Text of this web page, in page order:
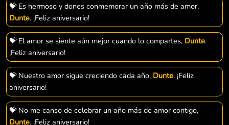
💝 Es hermoso y dones conmemorar un año más de amor,
Dunte. ¡Feliz aniversario!
💝 El amor se siente aún mejor cuando lo compartes, Dunte.
¡Feliz aniversario!
💝 Nuestro amor sigue creciendo cada año, Dunte. ¡Feliz
aniversario!
💝 No me canso de celebrar un año más de amor contigo,
Dunte. ¡Feliz aniversario!